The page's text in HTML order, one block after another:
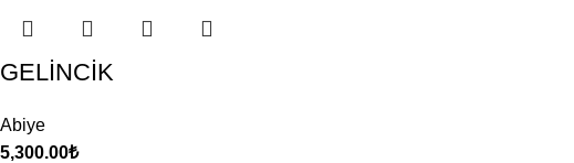
GELİNCİK
Abiye
5,300.00₺